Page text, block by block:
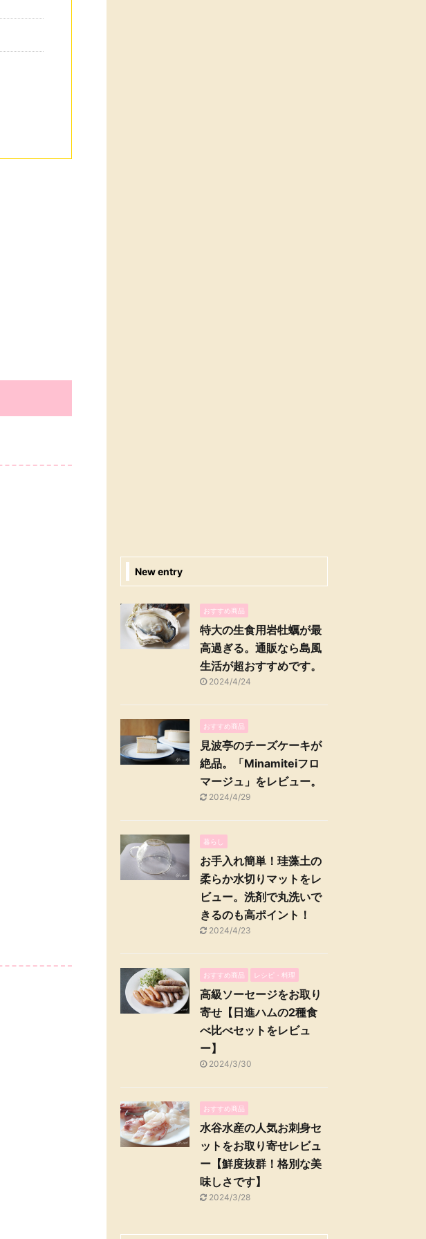
New entry
おすすめ商品
特大の生食用岩牡蠣が最
高過ぎる。通販なら島風
生活が超おすすめです。
2024/4/24
おすすめ商品
見波亭のチーズケーキが
絶品。「Minamiteiフロ
マージュ」をレビュー。
2024/4/29
暮らし
お手入れ簡単！珪藻土の
柔らか水切りマットをレ
ビュー。洗剤で丸洗いで
きるのも高ポイント！
2024/4/23
おすすめ商品 レシピ・料理
高級ソーセージをお取り
寄せ【日進ハムの2種食
べ比べセットをレビュ
ー】
2024/3/30
おすすめ商品
水谷水産の人気お刺身セ
ットをお取り寄せレビュ
ー【鮮度抜群！格別な美
味しさです】
2024/3/28